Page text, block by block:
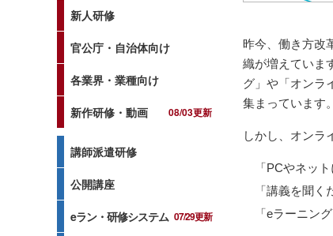
昨今、働き方改
織が増えていま
グ」や「オンラ
集まっています。
しかし、オンラ
「PCやネッ
「講義を聞く
「eラーニン
新人研修
官公庁・自治体向け
各業界・業種向け
新作研修・動画 08/03更新
講師派遣研修
公開講座
eラン・研修システム 07/29更新